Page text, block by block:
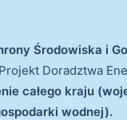
Środowiska i
Doradztwa
całego kraju
wodnej).